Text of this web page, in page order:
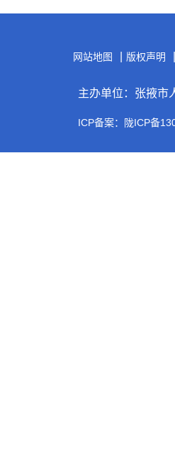
网站地图 版权声明
主办单位：张掖市
ICP备案：陇ICP备